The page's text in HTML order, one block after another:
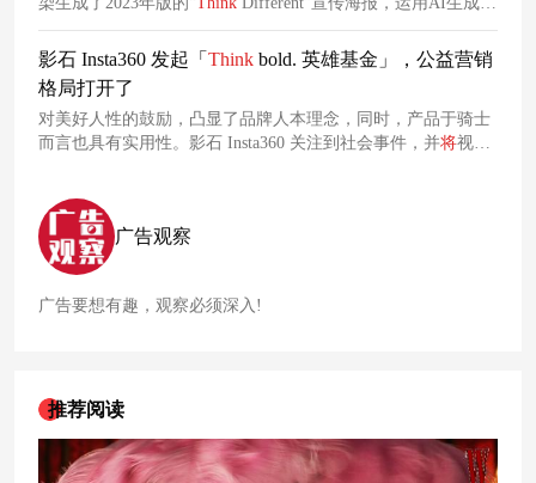
术，模仿了Lady Gaga、Taylor Swift、Tine Fey等名人，展示了
苹果iPhone、Apple Watch、Mac等设备。
影石 Insta360 发起「 Think bold. 英雄基金」，公益营销
格局打开了
对美好人性的鼓励，凸显了品牌人本理念，同时，产品于骑士
而言也具有实用性。影石 Insta360 关注到社会事件，并将视线
广告观察
广告要想有趣，观察必须深入!
推荐阅读